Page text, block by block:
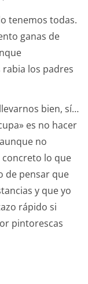
tenemos todas.
ganas de
los padres
bien, sí…
es no hacer
no
lo que
de pensar que
y que yo
rápido si
pintorescas